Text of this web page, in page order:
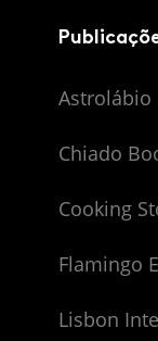
Astrolábio
Chiado
Cooking
Flamingo
Lisbon